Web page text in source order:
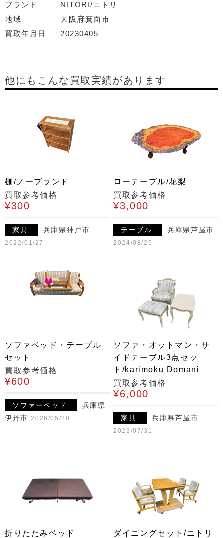
ブランド
NITORI/ニトリ
地域
大阪府箕面市
買取年月日
20230405
他にもこんな買取実績があります
棚/ノーブランド
買取参考価格
¥300
家具 兵庫県神戸市
2022/01/27
ローテーブル/花梨
買取参考価格
¥3,000
テーブル 兵庫県芦屋市
2024/08/29
ソファベッド・テーブル
セット
買取参考価格
¥600
ソファーベッド
兵庫県
伊丹市 2026/05/20
ソファ・オットマン・サ
イドテーブル3点セッ
ト/karimoku Domani
買取参考価格
¥6,000
家具 兵庫県芦屋市
2023/07/31
折りたたみベッド
ダイニングセット/ニトリ